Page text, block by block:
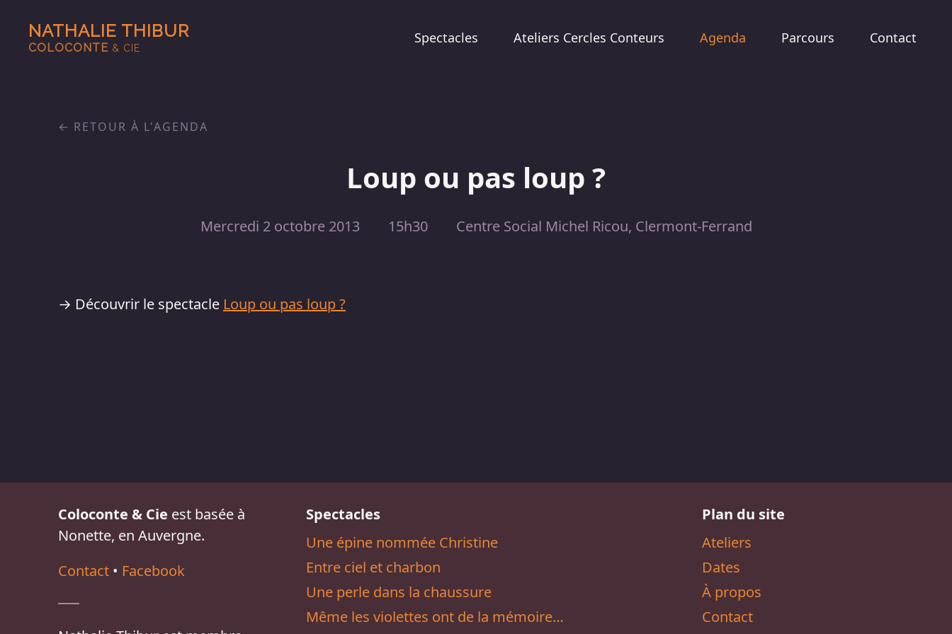
NATHALIE THIBUR
COLOCONTE & CIE
Spectacles Ateliers Cercles Conteurs Agenda Parcours Contact
Loup ou pas loup ?
Mercredi 2 octobre 2013 15h30 Centre Social Michel Ricou, Clermont-Ferrand
RETOUR À L'AGENDA
→ Découvrir le spectacle Loup ou pas loup ?
Coloconte & Cie est basée à
Nonette, en Auvergne.
Contact • Facebook
Spectacles
Une épine nommée Christine
Entre ciel et charbon
Une perle dans la chaussure
Même les violettes ont de la mémoire…
Plan du site
Ateliers
Dates
À propos
Contact